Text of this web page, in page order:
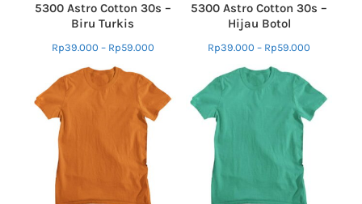
5300 Astro Cotton 30s –
Biru Turkis
Rp39.000 – Rp59.000
5300 Astro Cotton 30s –
Hijau Botol
Rp39.000 – Rp59.000